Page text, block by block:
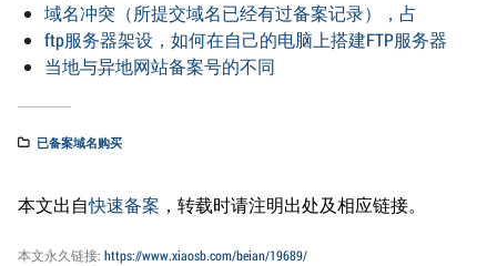
域名冲突（所提交域名已经有过备案记录），占
ftp服务器架设，如何在自己的电脑上搭建FTP服务器
当地与异地网站备案号的不同
已备案域名购买
本文出自快速备案 ，转载时请注明出处及相应链接。
本文永久链接: https://www.xiaosb.com/beian/19689/